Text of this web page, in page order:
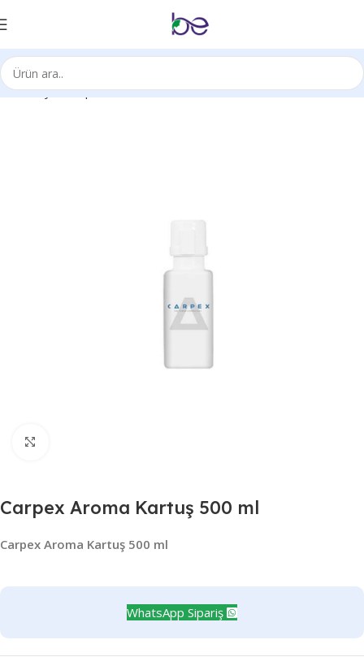
Ana Sayfa Carpex Koku Ürünleri Kokular
Carpex Aroma Kartuş 500 ml
Carpex Aroma Kartuş 500 ml
WhatsApp Sipariş